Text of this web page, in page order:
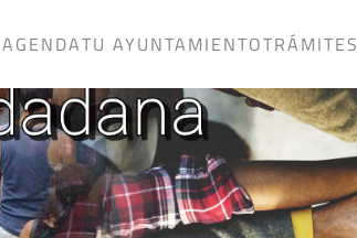
AGENDATU AYUNTAMIENTOTRÁMITES